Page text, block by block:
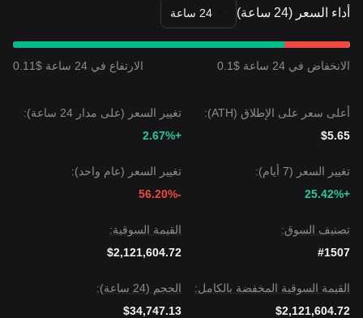
أداء السعر (24 ساعة) 24 ساعة
الانخفاض في 24 ساعة $0.1 الارتفاع في 24 ساعة $0.11
أعلى سعر على الإطلاق (ATH):
$5.65
تغيير السعر (على مدار 24 ساعة):
+2.67%
تغيير السعر (7 أيام):
+25.42%
تغيير السعر (عام واحد):
-56.20%
تصنيف السوق:
#1507
القيمة السوقية:
$2,121,604.72
القيمة السوقية المخفضة بالكامل:
$2,121,604.72
الحجم (24 ساعة):
$34,747.13